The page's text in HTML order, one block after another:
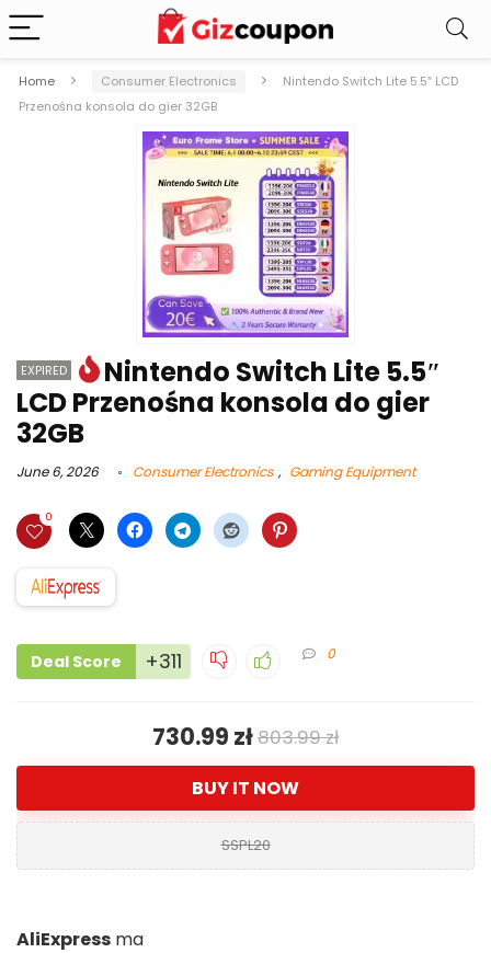
Home Consumer Electronics
Nintendo Switch Lite 5.5″ LCD
Przenośna konsola do gier 32GB
EXPIRED
Nintendo Switch Lite 5.5″
LCD Przenośna konsola do gier
32GB
June 6, 2026 Consumer Electronics , Gaming Equipment
0
Deal Score +311 0
730.99 zł803.99 zł
BUY IT NOW
SSPL20
AliExpress ma